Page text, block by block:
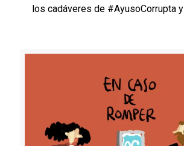
los cadáveres de #AyusoCorrupta y